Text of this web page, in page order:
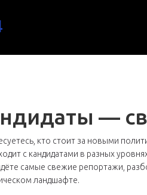
—
кто стоит за новыми
с кандидатами в разных
самые свежие репортажи,
ландшафте.